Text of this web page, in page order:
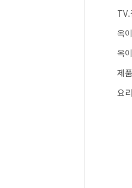
TV.
옥
옥
제
요